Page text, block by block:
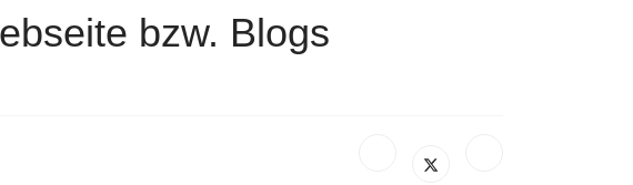
bzw. Blogs